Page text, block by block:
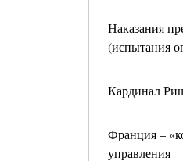
Наказания
(испытания
Кардинал
Франция –
управления